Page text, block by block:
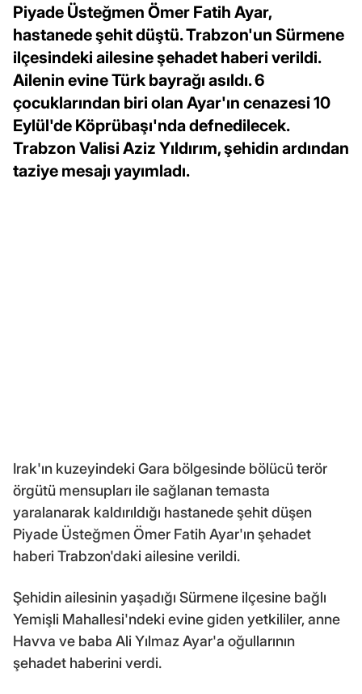
Piyade Üsteğmen Ömer Fatih Ayar,
hastanede şehit düştü. Trabzon'un Sürmene
ilçesindeki ailesine şehadet haberi verildi.
Ailenin evine Türk bayrağı asıldı. 6
çocuklarından biri olan Ayar'ın cenazesi 10
Eylül'de Köprübaşı'nda defnedilecek.
Trabzon Valisi Aziz Yıldırım, şehidin ardından
taziye mesajı yayımladı.
Irak'ın kuzeyindeki Gara bölgesinde bölücü terör
örgütü mensupları ile sağlanan temasta
yaralanarak kaldırıldığı hastanede şehit düşen
Piyade Üsteğmen Ömer Fatih Ayar'ın şehadet
haberi Trabzon'daki ailesine verildi.
Şehidin ailesinin yaşadığı Sürmene ilçesine bağlı
Yemişli Mahallesi'ndeki evine giden yetkililer, anne
Havva ve baba Ali Yılmaz Ayar'a oğullarının
şehadet haberini verdi.